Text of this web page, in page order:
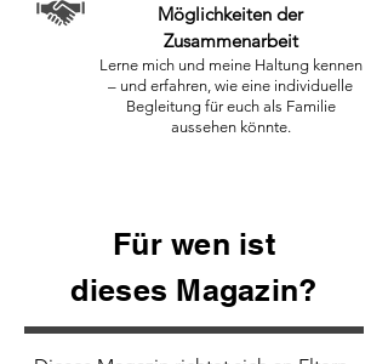
Möglichkeiten der
Zusammenarbeit
Lerne mich und meine Haltung kennen
– und erfahren, wie eine individuelle
Begleitung für euch als Familie
aussehen könnte.
Für wen ist
dieses Magazin?